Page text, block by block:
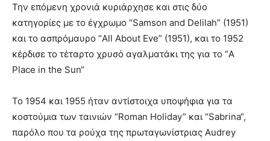
Την επόμενη χρονιά κυριάρχησε και στις δύο
κατηγορίες με το έγχρωμο “Samson and Delilah” (1951)
και το ασπρόμαυρο “All About Eve” (1951), και το 1952
κέρδισε το τέταρτο χρυσό αγαλματάκι της για το “A
Place in the Sun“
Το 1954 και 1955 ήταν αντίστοιχα υποψήφια για τα
κοστούμια των ταινιών “Roman Holiday” και “Sabrina“,
παρόλο που τα ρούχα της πρωταγωνίστριας Audrey